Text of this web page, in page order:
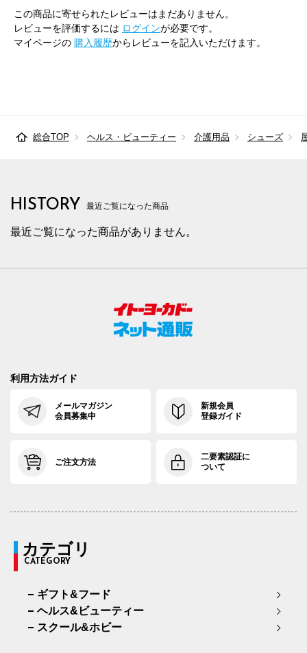
この商品に寄せられたレビューはまだありません。
レビューを評価するには ログインが必要です。
マイページの 購入履歴からレビューを記入いただけます。
総合TOP ヘルス・ビューティー 介護用品 シューズ
HISTORY 最近ご覧になった商品
最近ご覧になった商品がありません。
利用方法ガイド
メールマガジン
会員募集中
新規会員
登録ガイド
ご注文方法
二要素認証に
ついて
カテゴリ
CATEGORY
ギフト&フード
ヘルス&ビューティー
スクール&ホビー